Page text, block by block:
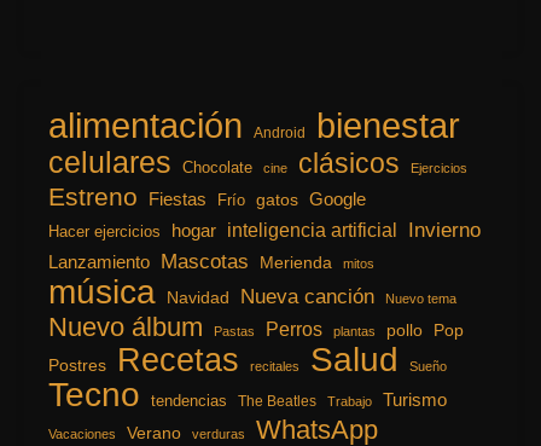
alimentación Android bienestar
celulares Chocolate cine clásicos Ejercicios
Estreno Fiestas Frío gatos Google
Hacer ejercicios hogar inteligencia artificial Invierno
Lanzamiento Mascotas Merienda mitos
música Navidad Nueva canción Nuevo tema
Nuevo álbum Pastas Perros plantas pollo
Pop
Postres
Recetas recitales Salud Sueño
Tecno tendencias The Beatles Trabajo Turismo
Vacaciones Verano verduras WhatsApp